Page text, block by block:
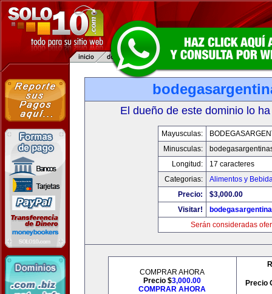
El dueño de este dominio lo
Mayusculas:
Minusculas:
Longitud:
17 caracteres
Categorias:
Alimentos y
Precio:
$3,000.00
Visitar!
Serán consideradas
COMPRAR AHORA
Precio $3,000.00
COMPRAR AHORA
Precio